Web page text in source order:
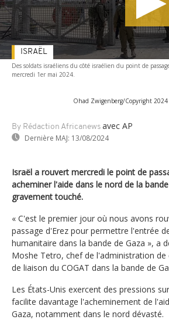
Des soldats israéliens du côté israélien du point de
mercredi 1er mai 2024.
Ohad Zwigenberg/Copyright 2024
By Rédaction Africanews avec AP
Dernière MAJ: 13/08/2024
ISRAËL
Israël a rouvert mercredi le point de
acheminer l'aide dans le nord de la
gravement touché.
« C'est le premier jour où nous avons
passage d'Erez pour permettre l'entrée
humanitaire dans la bande de Gaza », a
Moshe Tetro, chef de l'administration
de liaison du COGAT dans la bande de
Les États-Unis exercent des pressions
facilite davantage l'acheminement de
Gaza, notamment dans le nord dévasté.